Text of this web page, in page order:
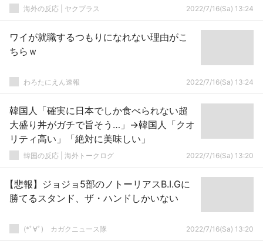
海外の反応 | ヤクプラス 2022/7/16(Sa) 13:24
ワイが就職するつもりになれない理由がこ
ちらｗ
わろたにえん速報 2022/7/16(Sa) 13:24
韓国人「確実に日本でしか食べられない超
大盛り丼がガチで旨そう…」→韓国人「クオ
リティ高い」「絶対に美味しい」
韓国の反応 | 海外トークログ 2022/7/16(Sa) 13:20
【悲報】ジョジョ5部のノトーリアスB.I.Gに
勝てるスタンド、ザ・ハンドしかいない
(*ﾟ∀ﾟ)ゞカガクニュース隊 2022/7/16(Sa) 13:20